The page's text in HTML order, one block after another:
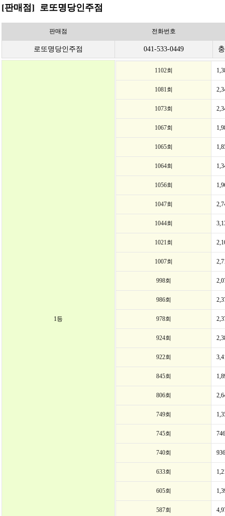
[판매점] 로또명당인주점
판매점 전화번호
로또명당인주점 041-533-0449
1등
1102회
1081회
1073회
1067회
1065회
1064회
1056회
1047회
1044회
1021회
1007회
998회
986회
978회
924회
922회
845회
806회
749회
745회
740회
633회
605회
587회